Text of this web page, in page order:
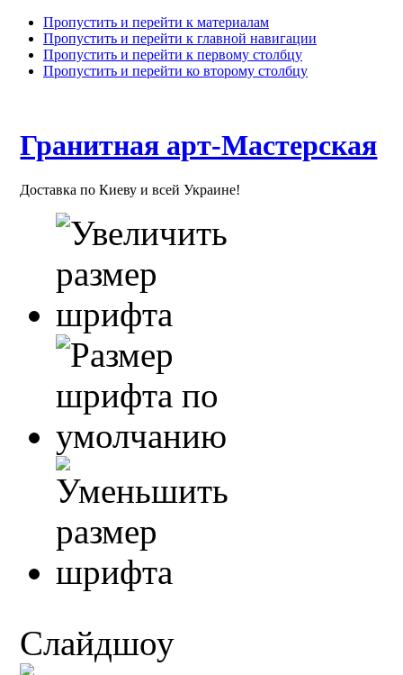
Пропустить и перейти к материалам
Пропустить и перейти к главной навигации
Пропустить и перейти к первому столбцу
Пропустить и перейти ко второму столбцу
Гранитная арт-Мастерская
Доставка по Киеву и всей Украине!
Слайдшоу